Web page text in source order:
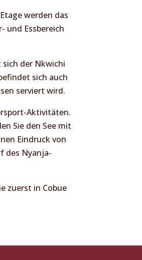
werden das
und Essbereich
der Nkwichi
sich auch
serviert wird.
Aktivitäten.
Sie den See mit
Eindruck von
des Nyanja-
zuerst in Cobue